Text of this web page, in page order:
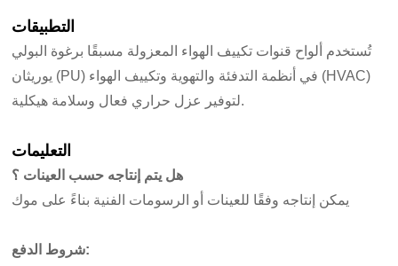
التطبيقات
تُستخدم ألواح قنوات تكييف الهواء المعزولة مسبقًا برغوة البولي
يوريثان (PU) في أنظمة التدفئة والتهوية وتكييف الهواء (HVAC)
لتوفير عزل حراري فعال وسلامة هيكلية.
التعليمات
هل يتم إنتاجه حسب العينات ؟
يمكن إنتاجه وفقًا للعينات أو الرسومات الفنية بناءً على موك
شروط الدفع: